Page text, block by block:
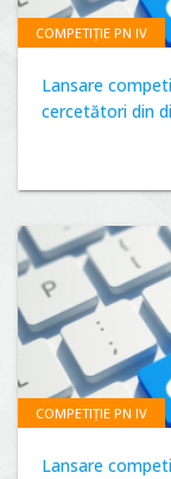
COMPETIȚIE PN IV
Lansare
cercetători din
COMPETIȚIE PN IV
Lansare